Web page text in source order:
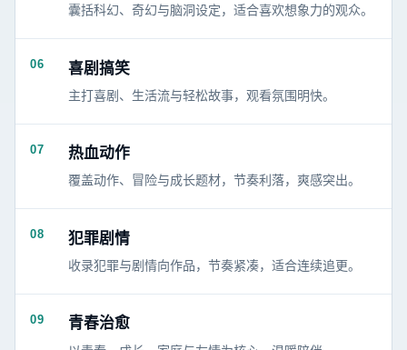
囊括科幻、奇幻与脑洞设定，适合喜欢想象力的观众。
06 喜剧搞笑
主打喜剧、生活流与轻松故事，观看氛围明快。
07 热血动作
覆盖动作、冒险与成长题材，节奏利落，爽感突出。
08 犯罪剧情
收录犯罪与剧情向作品，节奏紧凑，适合连续追更。
09 青春治愈